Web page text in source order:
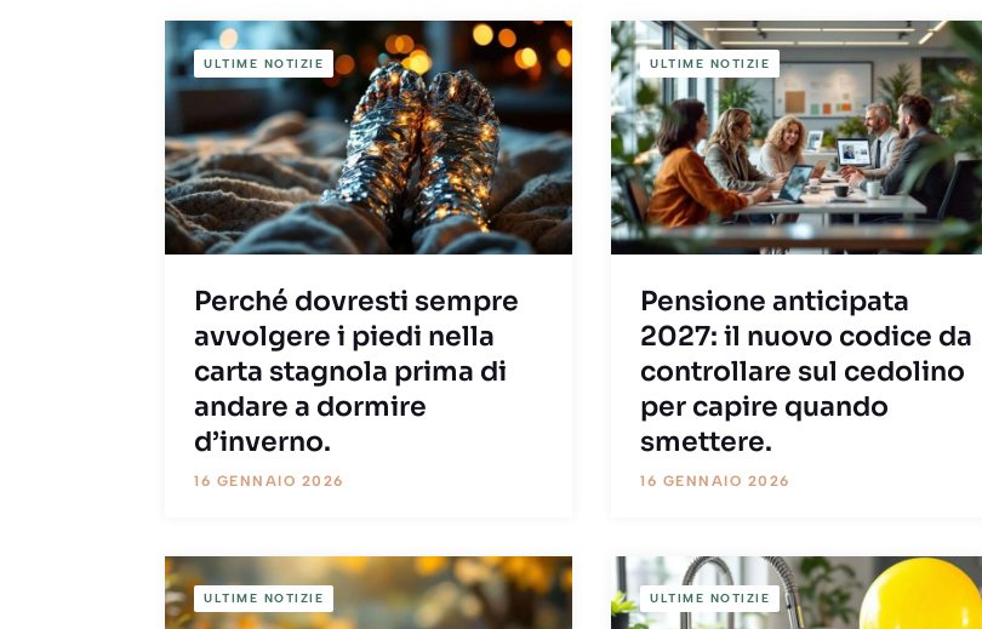
ULTIME NOTIZIE
Perché dovresti sempre
avvolgere i piedi nella
carta stagnola prima di
andare a dormire
d’inverno.
16 GENNAIO 2026
ULTIME NOTIZIE
Pensione anticipata
2027: il nuovo codice da
controllare sul cedolino
per capire quando
smettere.
16 GENNAIO 2026
ULTIME NOTIZIE ULTIME NOTIZIE